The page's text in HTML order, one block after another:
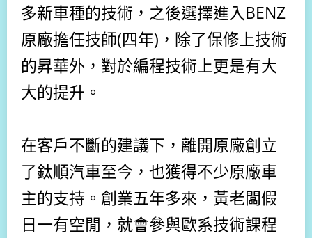
多新車種的技術，之後選擇進入BENZ
原廠擔任技師(四年)，除了保修上技術
的昇華外，對於編程技術上更是有大
大的提升。
在客戶不斷的建議下，離開原廠創立
了鈦順汽車至今，也獲得不少原廠車
主的支持。 創業五年多來，黃老闆假
日一有空閒，就會參與歐系技術課程